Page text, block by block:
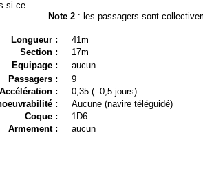
si ce
Note 2 : les passagers sont
Longueur :
41m
Section :
17m
Equipage :
aucun
Passagers :
9
Accélération :
0,35 ( -0,5 jours)
:
Aucune (navire téléguidé)
Coque :
1D6
Armement :
aucun